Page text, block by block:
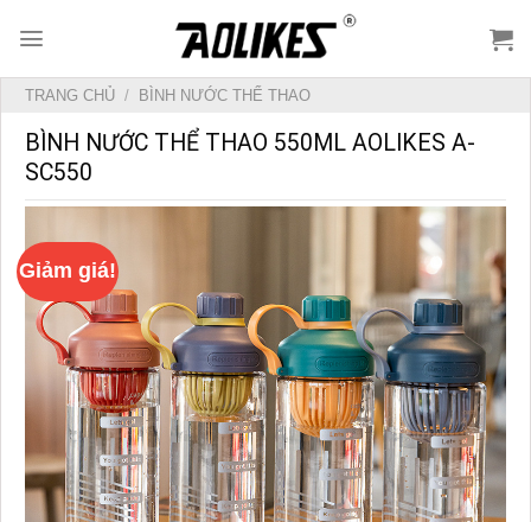
TRANG CHỦ / BÌNH NƯỚC THỂ THAO
BÌNH NƯỚC THỂ THAO 550ML AOLIKES A-
SC550
Giảm giá!